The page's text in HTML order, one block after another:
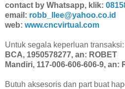
contact by Whatsapp, klik:
email: robb_llee@yahoo.co.id
web: www.cncvirtual.com
Untuk segala keperluan transaksi:
BCA, 1950578277, an: ROBET
Mandiri, 117-006-606-606-9, an:
Butuh aksesoris dan part buat